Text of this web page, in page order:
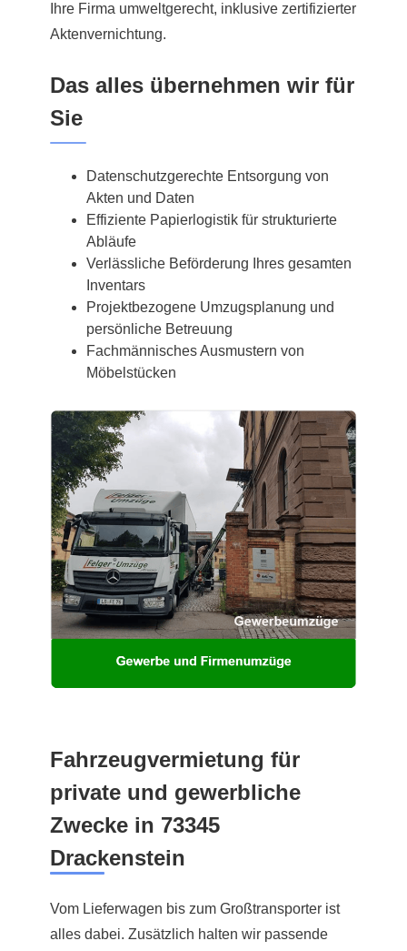
Ihre Firma umweltgerecht, inklusive zertifizierter
Aktenvernichtung.
Das alles übernehmen wir für
Sie
Datenschutzgerechte Entsorgung von
Akten und Daten
Effiziente Papierlogistik für strukturierte
Abläufe
Verlässliche Beförderung Ihres gesamten
Inventars
Projektbezogene Umzugsplanung und
persönliche Betreuung
Fachmännisches Ausmustern von
Möbelstücken
Fahrzeugvermietung für
private und gewerbliche
Zwecke in 73345
Drackenstein
Vom Lieferwagen bis zum Großtransporter ist
alles dabei. Zusätzlich halten wir passende